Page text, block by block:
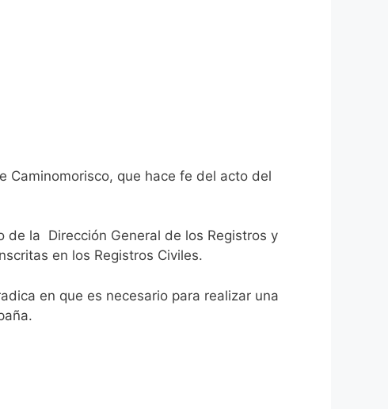
Caminomorisco, que hace fe del acto del
la Dirección General de los Registros y
en los Registros Civiles.
en que es necesario para realizar una